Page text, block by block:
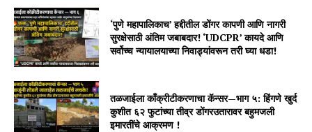
‘पुणे महापालिकाच’ हद्दीतील डोंगर कापणी आणि नागरी
सुरक्षेसाठी अंतिम जबाबदार! ‘UDCPR’ कायदे आणि
सर्वोच्च न्यायालयाच्या निवाड्यांवरून तरी घ्या धडा!
तळजाईला काँक्रीटीकरणाचा कॅन्सर—भाग ५: हिंगणे खुर्द
कुशीत ६२ फुटांच्या तीव्र डोंगरउतारावर बहुमजली
इमारतींचे आक्रमण !